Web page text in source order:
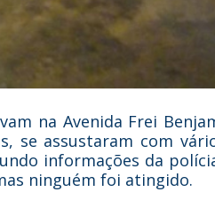
na Avenida Frei
se assustaram com
informações da
ninguém foi atingido.